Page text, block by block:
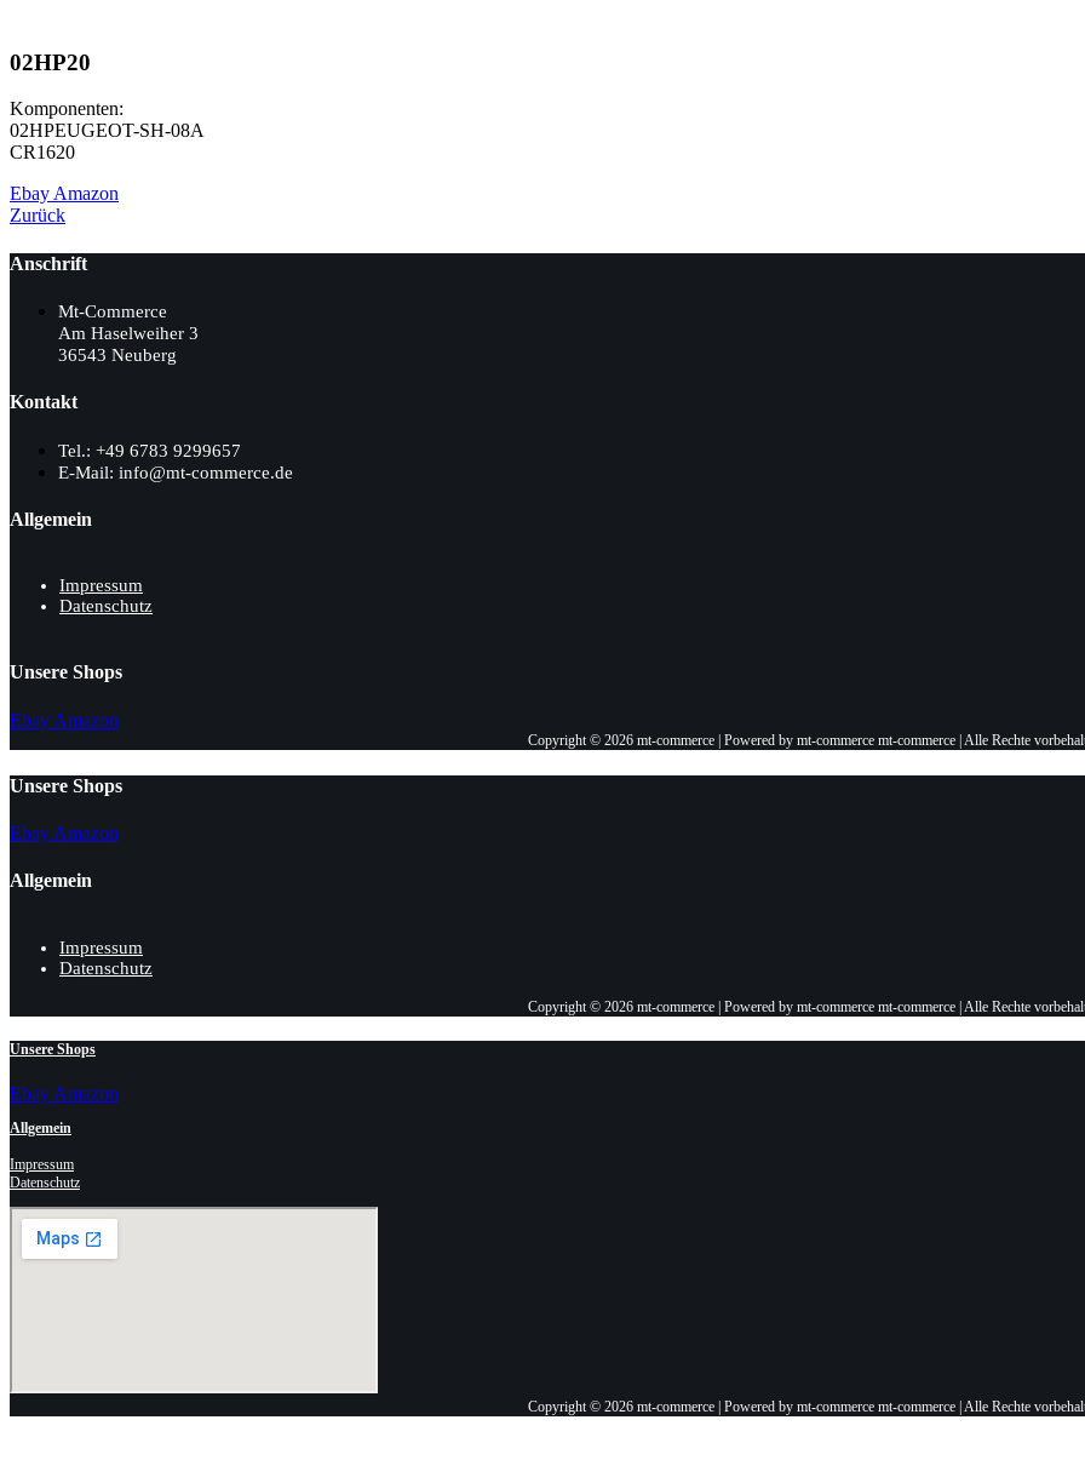
02HP20
Komponenten:
02HPEUGEOT-SH-08A
CR1620
EbayAmazon
Zurück
Anschrift
Mt-Commerce
Am Haselweiher 3
36543 Neuberg
Kontakt
Tel.: +49 6783 9299657
E-Mail: info@mt-commerce.de
Allgemein
Impressum
Datenschutz
Unsere Shops
Ebay Amazon
Copyright © 2026 mt-commerce | Powered by mt-commerce mt-commerce | Alle Rechte
Unsere Shops
Ebay Amazon
Allgemein
Impressum
Datenschutz
Copyright © 2026 mt-commerce | Powered by mt-commerce mt-commerce | Alle Rechte
Unsere Shops
Ebay Amazon
Allgemein
Impressum
Datenschutz
Copyright © 2026 mt-commerce | Powered by mt-commerce mt-commerce | Alle Rechte